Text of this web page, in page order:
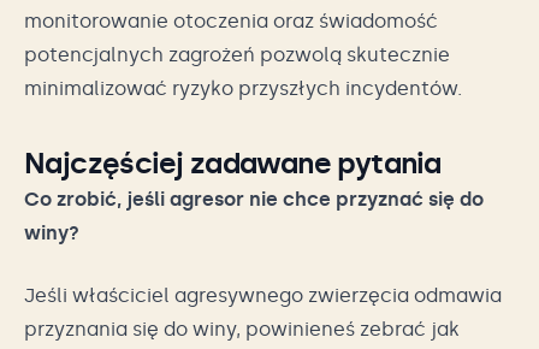
monitorowanie otoczenia oraz świadomość
potencjalnych zagrożeń pozwolą skutecznie
minimalizować ryzyko przyszłych incydentów.
Najczęściej zadawane pytania
Co zrobić, jeśli agresor nie chce przyznać się do
winy?
Jeśli właściciel agresywnego zwierzęcia odmawia
przyznania się do winy, powinieneś zebrać jak